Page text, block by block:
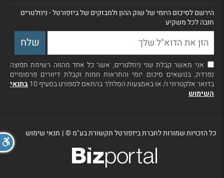
הירשם לסיכום היומי של שוק ההון ולמבזקים של ביזפורטל - ניוזלטרים
חובה לכל משקיע
אני מאשר קבלת שני ניוזלטרים, אשר כל אחד מהווה רשימת תפוצה
נפרדת, בנושאים סיכום יומי והתראות חמות וקבלת דיוורים פרסומיים
בדואר אלקטרוני ו/ או באמצעות הסלולר בהתאם למפורט בסעיף 10
בתנאי
השימוש
כל הזכויות שמורות לחברת ביזפורטל תקשורת בע"מ ©| תנאי שימוש